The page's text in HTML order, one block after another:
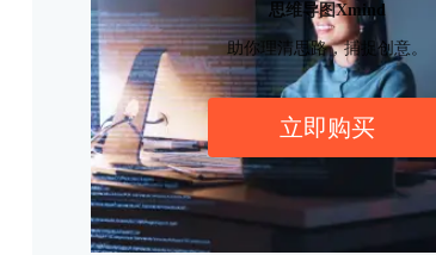
思维导图Xmind
助你理清思路，捕捉创意。
立即购买